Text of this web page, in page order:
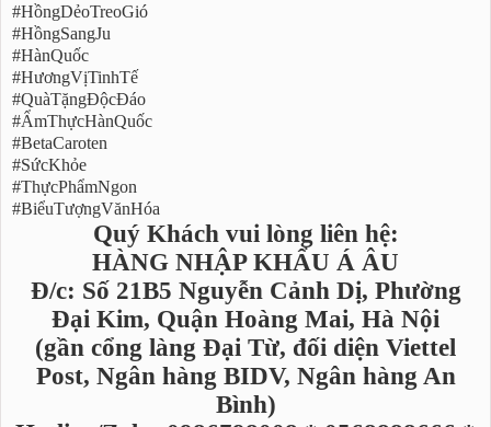
#HồngDẻoTreoGió
#HồngSangJu
#HànQuốc
#HươngVịTinhTế
#QuàTặngĐộcĐáo
#ẨmThựcHànQuốc
#BetaCaroten
#SứcKhỏe
#ThựcPhẩmNgon
#BiểuTượngVănHóa
Quý Khách vui lòng liên hệ:
HÀNG NHẬP KHẨU Á ÂU
Đ/c: Số 21B5 Nguyễn Cảnh Dị, Phường
Đại Kim, Quận Hoàng Mai, Hà Nội
(gần cổng làng Đại Từ, đối diện Viettel
Post, Ngân hàng BIDV, Ngân hàng An
Bình)